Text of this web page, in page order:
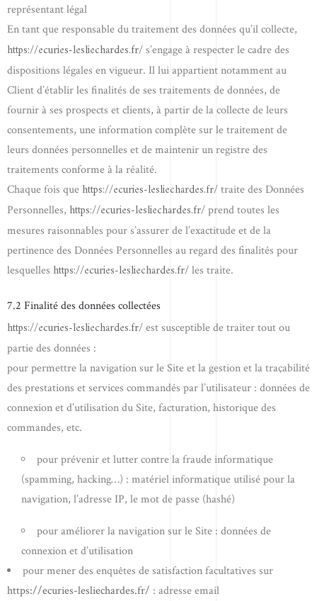
représentant légal
En tant que responsable du traitement des données qu’il collecte,
https://ecuries-lesliechardes.fr/s’engage à respecter le cadre des
dispositions légales en vigueur. Il lui appartient notamment au
Client d’établir les finalités de ses traitements de données, de
fournir à ses prospects et clients, à partir de la collecte de leurs
consentements, une information complète sur le traitement de
leurs données personnelles et de maintenir un registre des
traitements conforme à la réalité.
Chaque fois que https://ecuries-lesliechardes.fr/traite des Données
Personnelles, https://ecuries-lesliechardes.fr/prend toutes les
mesures raisonnables pour s’assurer de l’exactitude et de la
pertinence des Données Personnelles au regard des finalités pour
lesquelles https://ecuries-lesliechardes.fr/les traite.
7.2 Finalité des données collectées
https://ecuries-lesliechardes.fr/est susceptible de traiter tout ou
partie des données :
pour permettre la navigation sur le Site et la gestion et la traçabilité
des prestations et services commandés par l’utilisateur : données de
connexion et d’utilisation du Site, facturation, historique des
commandes, etc.
pour prévenir et lutter contre la fraude informatique
(spamming, hacking…) : matériel informatique utilisé pour la
navigation, l’adresse IP, le mot de passe (hashé)
pour améliorer la navigation sur le Site : données de
connexion et d’utilisation
pour mener des enquêtes de satisfaction facultatives sur
https://ecuries-lesliechardes.fr/ : adresse email